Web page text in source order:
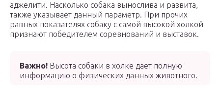
аджелити. Насколько собака вынослива и развита,
также указывает данный параметр. При прочих
равных показателях собаку с самой высокой холкой
признают победителем соревнований и выставок.
Важно! Высота собаки в холке дает полную
информацию о физических данных животного.